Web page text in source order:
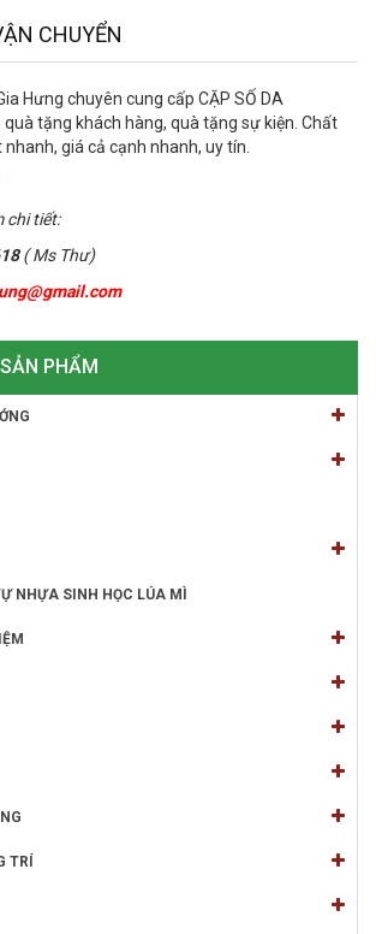
CHUYỂN
Hưng chuyên cung cấp CẶP SỐ DA
quà tặng khách hàng, quà tặng sự kiện. Chất
giá cả cạnh nhanh, uy tín.
chi tiết:
( Ms Thư)
PHẨM
NHỰA SINH HỌC LÚA MÌ
TRÍ